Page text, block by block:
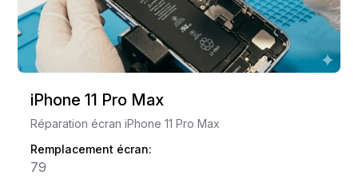
iPhone 11 Pro Max
Réparation écran iPhone 11 Pro Max
Remplacement écran:
79